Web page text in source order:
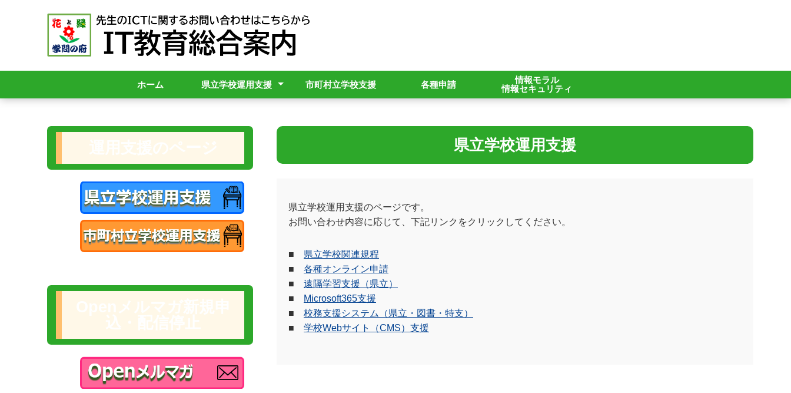
ホーム 県立学校運用支援 市町村立学校支援 各種申請
情報モラル
情報セキュリティ
県立学校運用支援
県立学校運用支援のページです。
お問い合わせ内容に応じて、下記リンクをクリックしてください。
■ 県立学校関連規程
■ 各種オンライン申請
■ 遠隔学習支援（県立）
■
Microsoft365支援
■ 校務支援システム（県立・図書・特支）
■ 学校Webサイト（CMS）支援